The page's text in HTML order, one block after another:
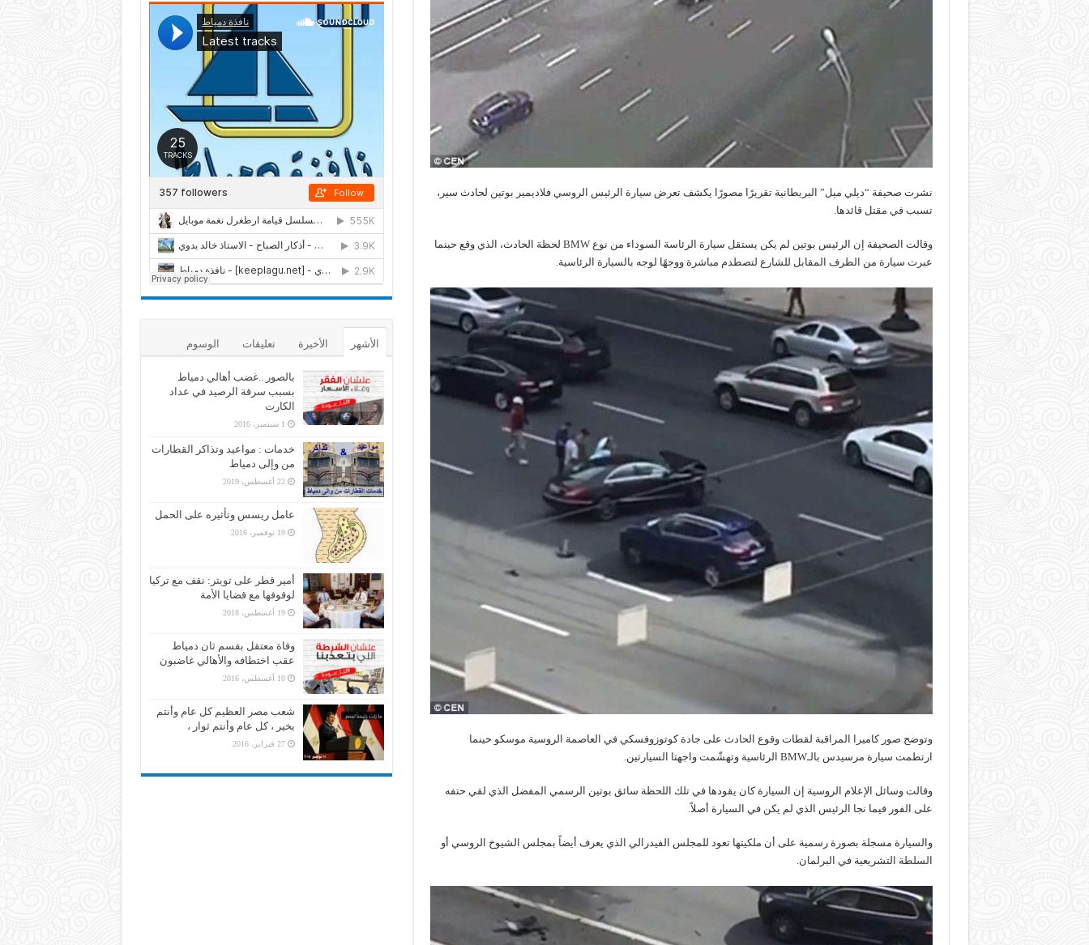
نشرت صحيفة “ديلي ميل” البريطانية تقريرًا مصورًا يكشف تعرض سيارة الرئيس الروسي فلاديمير بوتين لحادث سير،
تسبب في مقتل قائدها.
وقالت الصحيفة إن الرئيس بوتين لم يكن يستقل سيارة الرئاسة السوداء من نوع BMW لحظة الحادث، الذي وقع حينما
عبرت سيارة من الطرف المقابل للشارع لتصطدم مباشرة ووجهًا لوجه بالسيارة الرئاسية.
وتوضح صور كاميرا المراقبة لقطات وقوع الحادث على جادة كوتوزوفسكي في العاصمة الروسية موسكو حينما
ارتطمت سيارة مرسيدس بالـBMW الرئاسية وتهشّمت واجهتا السيارتين.
وقالت وسائل الإعلام الروسية إن السيارة كان يقودها في تلك اللحظة سائق بوتين الرسمي المفضل الذي لقي حتفه
على الفور فيما نجا الرئيس الذي لم يكن في السيارة أصلاً.
والسيارة مسجلة بصورة رسمية على أن ملكيتها تعود للمجلس الفيدرالي الذي يعرف أيضاً بمجلس الشيوخ الروسي أو
السلطة التشريعية في البرلمان.
الأشهر الأخيرة تعليقات الوسوم
بالصور ..غضب أهالي دمياط
بسبب سرقة الرصيد في عداد
الكارت
1 سبتمبر، 2016
خدمات : مواعيد وتذاكر القطارات
من وإلى دمياط
22 أغسطس، 2019
عامل ريسس وتأثيره على الحمل
19 نوفمبر، 2016
أمير قطر على تويتر: نقف مع تركيا
لوقوفها مع قضايا الأمة
19 أغسطس، 2018
وفاة معتقل بقسم ثان دمياط
عقب اختطافه والأهالي غاضبون
10 أغسطس، 2016
شعب مصر العظيم كل عام وأنتم
بخير ، كل عام وأنتم ثوار ،
27 فبراير، 2016